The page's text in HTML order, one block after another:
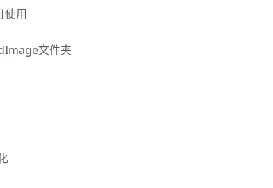
使用
文件夹